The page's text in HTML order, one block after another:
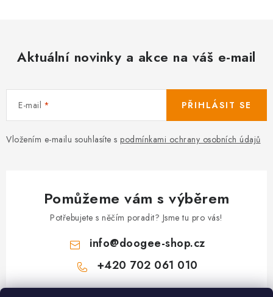
Aktuální novinky a akce na váš e-mail
E-mail
Vložením e-mailu souhlasíte s podmínkami ochrany osobních údajů
PŘIHLÁSIT SE
Pomůžeme vám s výběrem
Potřebujete s něčím poradit? Jsme tu pro vás!
info@doogee-shop.cz
+420 702 061 010